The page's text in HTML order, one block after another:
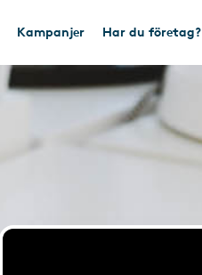
Kampanjer Har du företag?